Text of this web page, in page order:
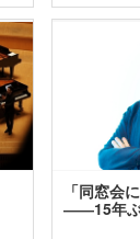
「同窓会
――15年